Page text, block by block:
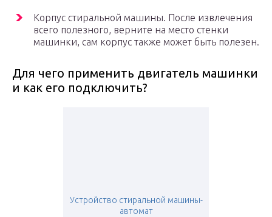
Корпус стиральной машины. После извлечения
всего полезного, верните на место стенки
машинки, сам корпус также может быть полезен.
Для чего применить двигатель машинки
и как его подключить?
Устройство стиральной машины-
автомат